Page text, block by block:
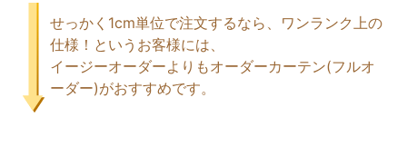
せっかく1cm単位で注文するなら、ワンランク上の
仕様！というお客様には、
イージーオーダーよりもオーダーカーテン(フルオ
ーダー)がおすすめです。